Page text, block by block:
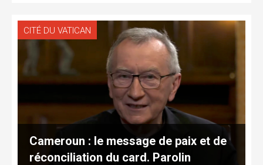
CITÉ DU VATICAN
Cameroun : le message de paix et de
réconciliation du card. Parolin